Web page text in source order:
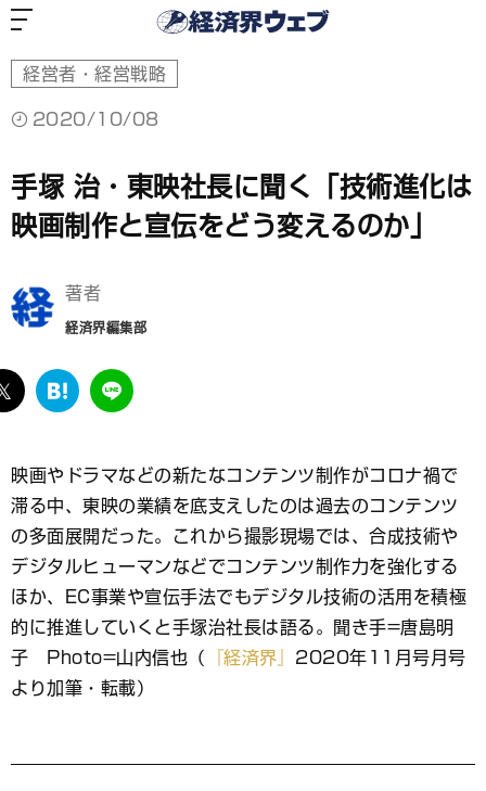
経営者・経営戦略
2020/10/08
手塚 治・東映社長に聞く「技術進化は
映画制作と宣伝をどう変えるのか」
著者
経済界編集部
twitter
は
ブ
ッ
ク
マ
ー
ク
LINE
映画やドラマなどの新たなコンテンツ制作がコロナ禍で
滞る中、東映の業績を底支えしたのは過去のコンテンツ
の多面展開だった。これから撮影現場では、合成技術や
デジタルヒューマンなどでコンテンツ制作力を強化する
ほか、EC事業や宣伝手法でもデジタル技術の活用を積極
的に推進していくと手塚治社長は語る。聞き手=唐島明
子 Photo=山内信也（
『経済界』 2020年11月号月号
より加筆・転載）